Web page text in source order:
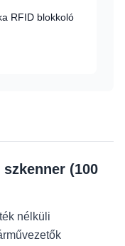
RFID blokkoló
(100
nélküli